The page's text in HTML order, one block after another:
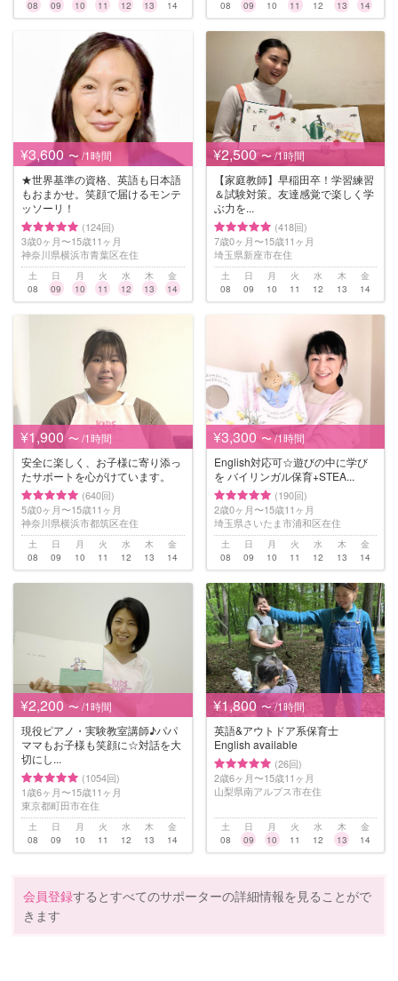
08 09 10 11 12 13 14 08 09 10 11 12 13 14
¥3,600 〜 /1時間
★世界基準の資格、英語も日本語
もおまかせ。笑顔で届けるモンテ
ッソーリ！
(124回)
3歳0ヶ月〜15歳11ヶ月
神奈川県横浜市青葉区在住
土
08
日
09
月
10
火
11
水
12
木
13
金
14
¥2,500 〜 /1時間
【家庭教師】早稲田卒！学習練習
＆試験対策。友達感覚で楽しく学
ぶ力を...
(418回)
7歳0ヶ月〜15歳11ヶ月
埼玉県新座市在住
土
08
日
09
月
10
火
11
水
12
木
13
金
14
¥1,900 〜 /1時間
安全に楽しく、お子様に寄り添っ
たサポートを心がけています。
(640回)
5歳0ヶ月〜15歳11ヶ月
神奈川県横浜市都筑区在住
土
08
日
09
月
10
火
11
水
12
木
13
金
14
¥3,300 〜 /1時間
English対応可☆遊びの中に学び
を バイリンガル保育+STEA...
(190回)
2歳0ヶ月〜15歳11ヶ月
埼玉県さいたま市浦和区在住
土
08
日
09
月
10
火
11
水
12
木
13
金
14
¥2,200 〜 /1時間
現役ピアノ・実験教室講師♪パパ
ママもお子様も笑顔に☆対話を大
切にし...
(1054回)
1歳6ヶ月〜15歳11ヶ月
東京都町田市在住
土
08
日
09
月
10
火
11
水
12
木
13
金
14
¥1,800 〜 /1時間
英語&アウトドア系保育士
English available
(26回)
2歳6ヶ月〜15歳11ヶ月
山梨県南アルプス市在住
土
08
日
09
月
10
火
11
水
12
木
13
金
14
会員登録するとすべてのサポーターの詳細情報を見ることがで
きます